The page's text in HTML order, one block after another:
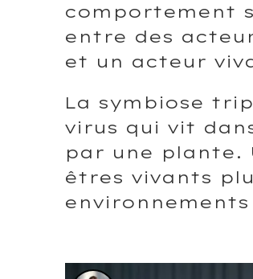
comportement
entre des
et un acteur
La symbiose
virus qui vit
par une plante.
êtres vivants